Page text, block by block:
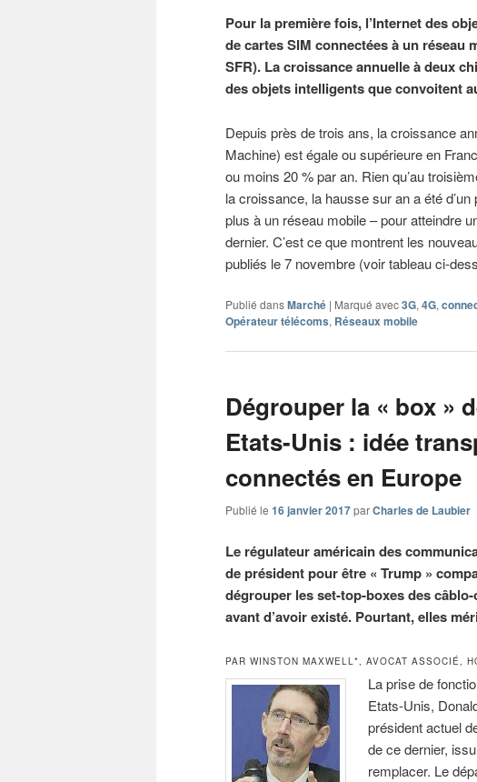
Pour la première fois, l’Internet des
de cartes SIM connectées à un réseau
SFR). La croissance annuelle à deux
des objets intelligents que convoitent
Depuis près de trois ans, la croissance
Machine) est égale ou supérieure en
ou moins 20 % par an. Rien qu’au
la croissance, la hausse sur an a été
plus à un réseau mobile – pour atteindre
dernier. C’est ce que montrent les
publiés le 7 novembre (voir tableau ci-
Publié dansMarché | Marqué avec3G, 4G,
Opérateur télécoms, Réseaux mobile
Dégrouper la « box »
Etats-Unis : idée
connectés en Europe
Publié le 16 janvier 2017parCharles de Laubier
Le régulateur américain des
de président pour être « Trump »
dégrouper les set-top-boxes des
avant d’avoir existé. Pourtant, elles
PAR WINSTON MAXWELL*, AVOCAT ASSOCIÉ,
La prise de
Etats-Unis,
président actuel
de ce dernier,
remplacer. Le